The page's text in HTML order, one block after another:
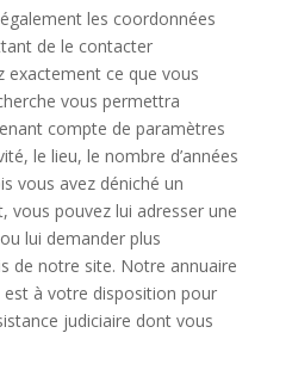
les coordonnées
de le contacter
exactement ce que vous
vous permettra
compte de paramètres
le lieu, le nombre d’années
vous avez déniché un
vous pouvez lui adresser une
lui demander plus
de notre site. Notre annuaire
est à votre disposition pour
judiciaire dont vous